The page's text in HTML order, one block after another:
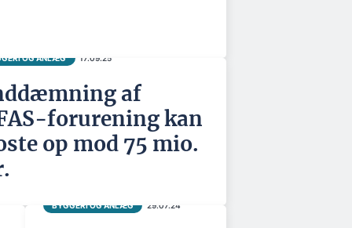
OG ANLÆG 17.09.25
af
forurening kan
op mod 75 mio.
BYGGERI OG ANLÆG 29.07.24